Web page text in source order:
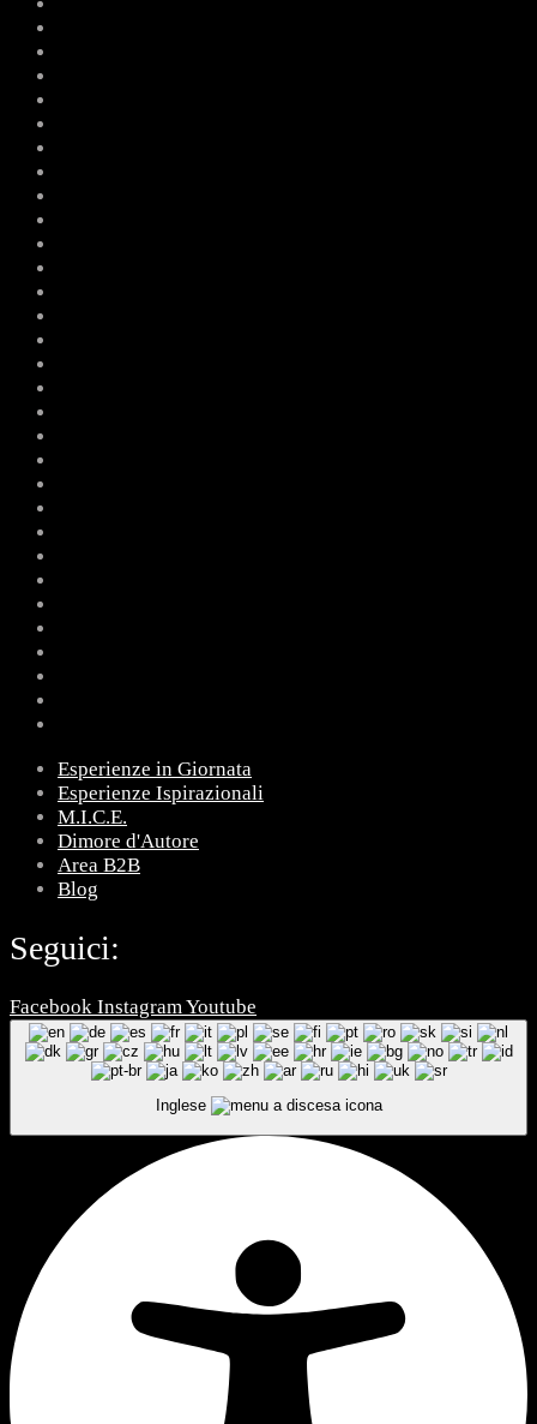
Esperienze in Giornata
Esperienze Ispirazionali
M.I.C.E.
Dimore d'Autore
Area B2B
Blog
Seguici:
Facebook InstagramYoutube
Inglese